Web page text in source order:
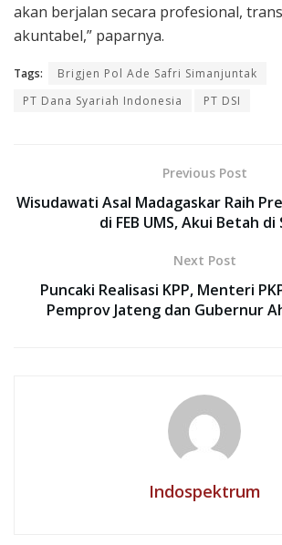
akan berjalan secara profesional,
akuntabel,” paparnya.
Tags:
Brigjen Pol Ade Safri Simanjuntak
PT Dana Syariah Indonesia
PT DSI
Previous Post
Wisudawati Asal Madagaskar Raih
di FEB UMS, Akui Betah di
Next Post
Puncaki Realisasi KPP, Menteri
Pemprov Jateng dan Gubernur
Indospektrum